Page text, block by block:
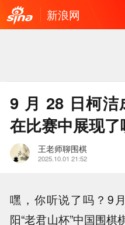
新浪网
9 月 28 日柯洁
在比赛中展现
王老师聊围棋
2025.10.01 21:52
嘿，你听说了吗？9
阳“老君山杯”中国围